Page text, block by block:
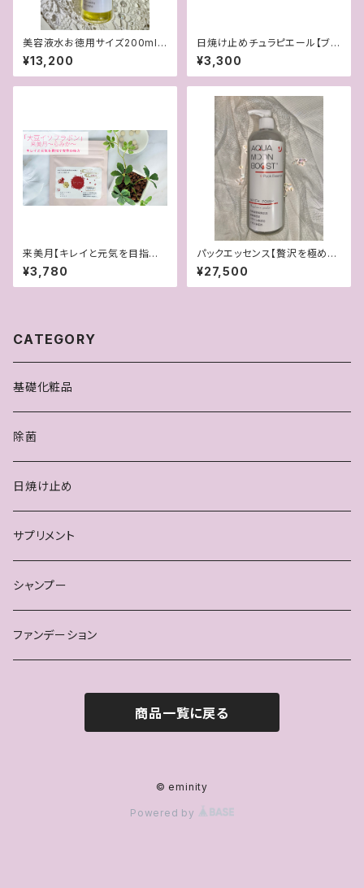
美容液水お徳用サイズ200ml
【オイルフリーでお肌を育てる美
容液】
¥13,200
日焼け止めチュラピエール【ブラ
シで塗る新感覚日焼け止め】
¥3,300
来美月【キレイと元気を目指す
女性の味方】
¥3,780
パックエッセンス【贅沢を極めた
美容液パック】
¥27,500
CATEGORY
基礎化粧品
除菌
日焼け止め
サプリメント
シャンプー
ファンデーション
商品一覧に戻る
© eminity
Powered by